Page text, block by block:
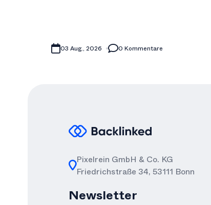
03 Aug., 2026 0 Kommentare
Pixelrein GmbH & Co. KG
Friedrichstraße 34, 53111 Bonn
Newsletter